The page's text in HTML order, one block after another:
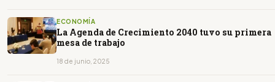
ECONOMÍA
La Agenda de Crecimiento 2040 tuvo su primera
mesa de trabajo
18 de junio, 2025